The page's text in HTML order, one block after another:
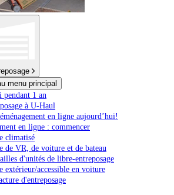
menu principal
1 an
à U-Haul
en ligne aujourd’hui!
en ligne : commencer
climatisé
de VR, de voiture et de bateau
d'unités de libre-entreposage
extérieur/accessible en voiture
d'entreposage